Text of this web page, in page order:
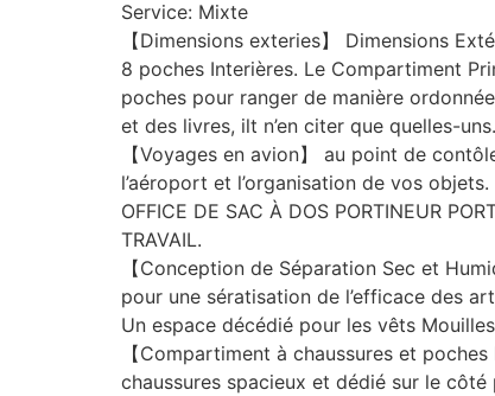
Service: Mixte
【Dimensions exteries】 Dimensions
8 poches Interières. Le Compartiment
poches pour ranger de manière
et des livres, ilt n’en citer que quelles-uns.
【Voyages en avion】 au point de
l’aéroport et l’organisation de vos
OFFICE DE SAC À DOS PORTINEUR
TRAVAIL.
【Conception de Séparation Sec et
pour une sératisation de l’efficace des
Un espace décédié pour les vêts
【Compartiment à chaussures et
chaussures spacieux et dédié sur le